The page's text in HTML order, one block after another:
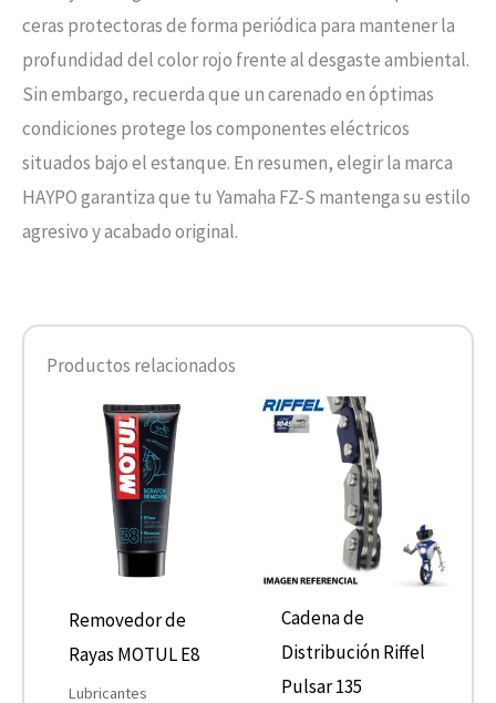
ceras protectoras de forma periódica para mantener la
profundidad del color rojo frente al desgaste ambiental.
Sin embargo, recuerda que un carenado en óptimas
condiciones protege los componentes eléctricos
situados bajo el estanque. En resumen, elegir la marca
HAYPO garantiza que tu Yamaha FZ-S mantenga su estilo
agresivo y acabado original.
Productos relacionados
Removedor de
Rayas MOTUL E8
Lubricantes
Cadena de
Distribución Riffel
Pulsar 135